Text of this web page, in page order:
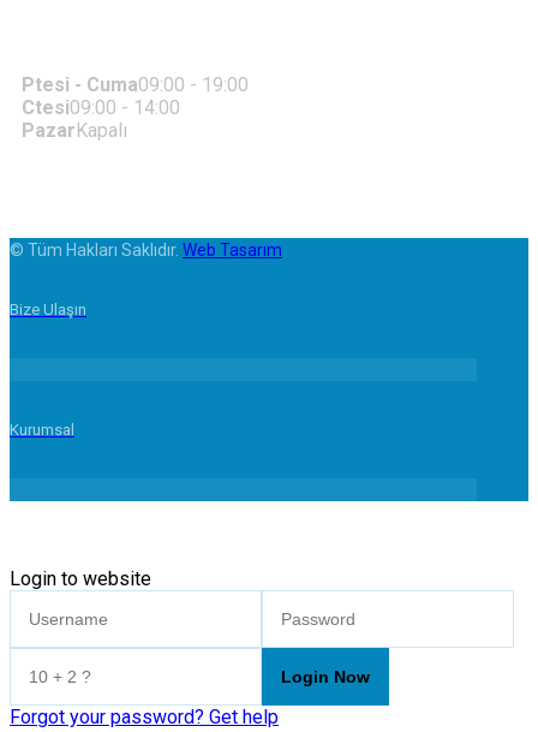
Ptesi - Cuma09:00 - 19:00
Ctesi09:00 - 14:00
PazarKapalı
© Tüm Hakları Saklıdır. Web Tasarım
Bize Ulaşın
Kurumsal
Login to website
Forgot your password? Get help